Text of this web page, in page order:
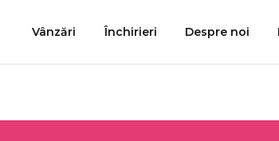
Vânzări Închirieri Despre noi